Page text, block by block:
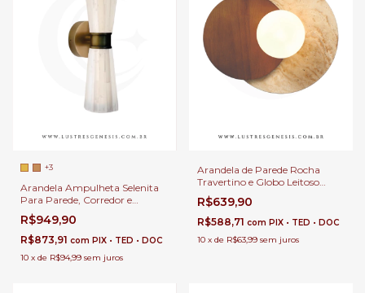
+3
Arandela Ampulheta Selenita
Para Parede, Corredor e
Cabeceira de Cama
R$949,90
R$873,91 com PIX • TED • DOC
10 x de R$94,99 sem juros
Arandela de Parede Rocha
Travertino e Globo Leitoso
Bellagio Ø29cm com 1
Lâmpada G9 para Cabeceira
de Cama, Lavabos e Hall
R$639,90
R$588,71 com PIX • TED • DOC
10 x de R$63,99 sem juros